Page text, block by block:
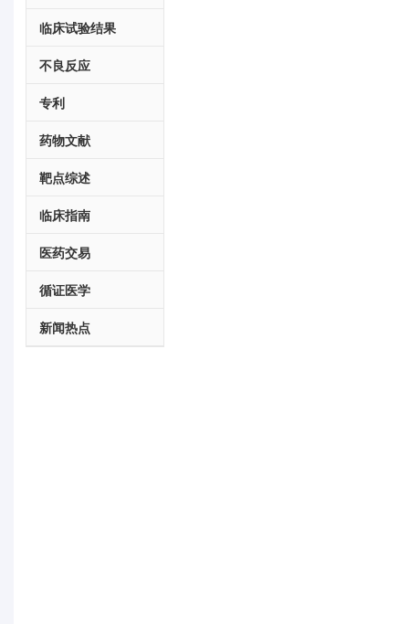
临床试验结果
不良反应
专利
药物文献
靶点综述
临床指南
医药交易
循证医学
新闻热点